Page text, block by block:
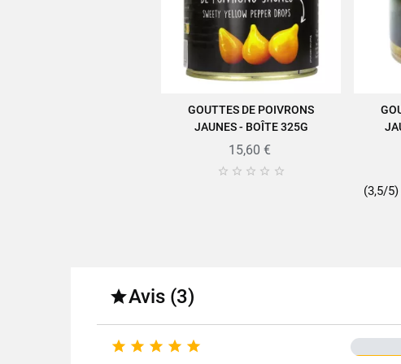
Retrouvez toute la qualité et le savoir-
Caractéristiques
AJOUTER AU PANIER
GOUTTES DE POIVRONS
JAUNES - BOÎTE 325G
15,60 €
    
(3,5/
Avis (3)
    